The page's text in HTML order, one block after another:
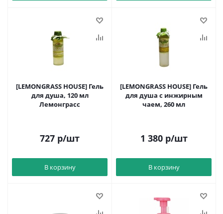
[LEMONGRASS HOUSE] Гель
для душа, 120 мл
Лемонграсс
727 р/шт
В корзину
[LEMONGRASS HOUSE] Гель
для душа с инжирным
чаем, 260 мл
1 380р/шт
В корзину